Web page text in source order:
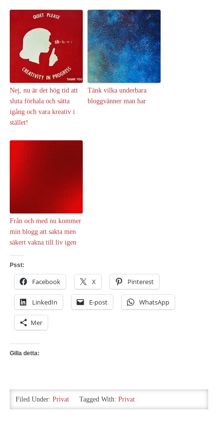
Nej, nu är det hög tid att
sluta förhala och sätta
igång och vara kreativ i
stället!
Tänk vilka underbara
bloggvänner man har
Från och med nu kommer
min blogg att sakta men
säkert vakna till liv igen
Psst:
Facebook X Pinterest
LinkedIn E-post WhatsApp
Mer
Gilla detta:
Filed Under: Privat Tagged With: Privat